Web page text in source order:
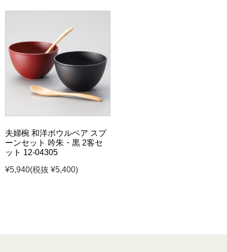
夫婦椀 和洋ボウルペア スプ
ーンセット 吟朱・黒 2客セ
ット 12-04305
¥5,940(税抜 ¥5,400)